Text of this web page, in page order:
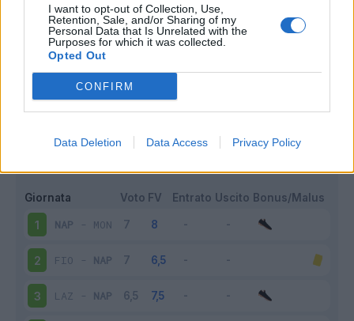
I want to opt-out of Collection, Use,
Retention, Sale, and/or Sharing of my
Personal Data that Is Unrelated with the
Purposes for which it was collected.
Opted Out
CONFIRM
Data Deletion Data Access Privacy Policy
Inutilizzato
Scarica riepilogo
Scarica
Giornata Voto FV Entrato Uscito Bonus/Malus
1 NAP - MON
2 FIO - NAP
3 LAZ - NAP